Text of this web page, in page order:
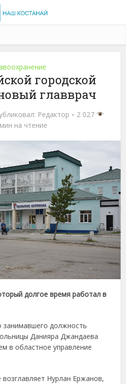
городской
главврач
Редактор
2 027
на чтение
долгое время работал в
должность
Данияра Джандаева
в областное управление
Нурлан Ержанов,